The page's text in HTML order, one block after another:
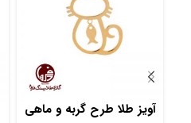
آویز طلا طرح گربه و ماهی